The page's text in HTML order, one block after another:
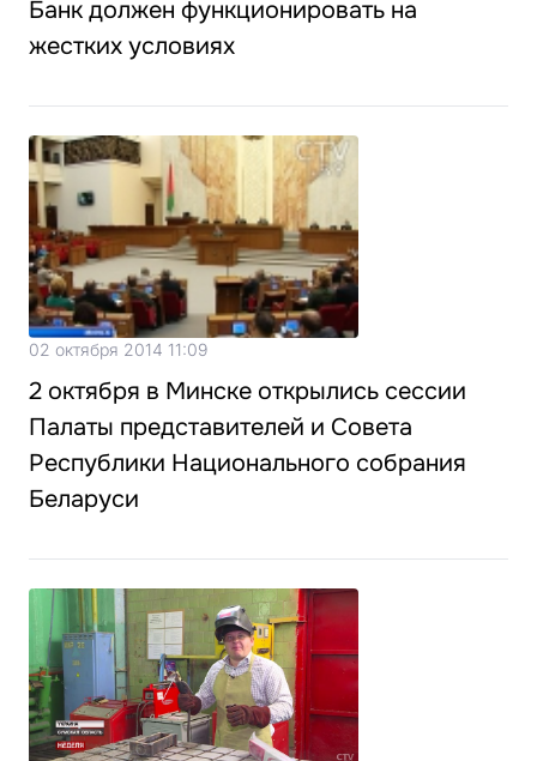
Банк должен функционировать на
жестких условиях
02 октября 2014 11:09
2 октября в Минске открылись сессии
Палаты представителей и Совета
Республики Национального собрания
Беларуси